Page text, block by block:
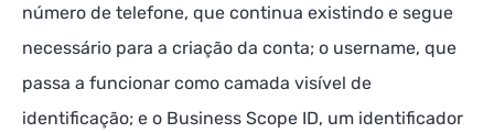
número de telefone, que continua existindo e segue
necessário para a criação da conta; o username, que
passa a funcionar como camada visível de
identificação; e o Business Scope ID, um identificador